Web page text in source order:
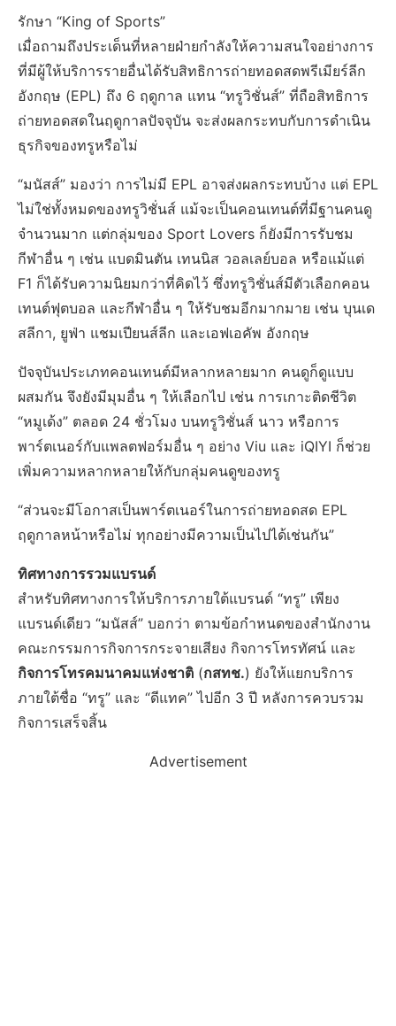
รักษา “King of Sports”
เมื่อถามถึงประเด็นที่หลายฝ่ายกำลังให้ความสนใจอย่างการ
ที่มีผู้ให้บริการรายอื่นได้รับสิทธิการถ่ายทอดสดพรีเมียร์ลีก
อังกฤษ (EPL) ถึง 6 ฤดูกาล แทน “ทรูวิชั่นส์” ที่ถือสิทธิการ
ถ่ายทอดสดในฤดูกาลปัจจุบัน จะส่งผลกระทบกับการดำเนิน
ธุรกิจของทรูหรือไม่
“มนัสส์” มองว่า การไม่มี EPL อาจส่งผลกระทบบ้าง แต่ EPL
ไม่ใช่ทั้งหมดของทรูวิชั่นส์ แม้จะเป็นคอนเทนต์ที่มีฐานคนดู
จำนวนมาก แต่กลุ่มของ Sport Lovers ก็ยังมีการรับชม
กีฬาอื่น ๆ เช่น แบดมินตัน เทนนิส วอลเลย์บอล หรือแม้แต่
F1 ก็ได้รับความนิยมกว่าที่คิดไว้ ซึ่งทรูวิชั่นส์มีตัวเลือกคอน
เทนต์ฟุตบอล และกีฬาอื่น ๆ ให้รับชมอีกมากมาย เช่น บุนเด
สลีกา, ยูฟ่า แชมเปียนส์ลีก และเอฟเอคัพ อังกฤษ
ปัจจุบันประเภทคอนเทนต์มีหลากหลายมาก คนดูก็ดูแบบ
ผสมกัน จึงยังมีมุมอื่น ๆ ให้เลือกไป เช่น การเกาะติดชีวิต
“หมูเด้ง” ตลอด 24 ชั่วโมง บนทรูวิชั่นส์ นาว หรือการ
พาร์ตเนอร์กับแพลตฟอร์มอื่น ๆ อย่าง Viu และ iQIYI ก็ช่วย
เพิ่มความหลากหลายให้กับกลุ่มคนดูของทรู
“ส่วนจะมีโอกาสเป็นพาร์ตเนอร์ในการถ่ายทอดสด EPL
ฤดูกาลหน้าหรือไม่ ทุกอย่างมีความเป็นไปได้เช่นกัน”
ทิศทางการรวมแบรนด์
สำหรับทิศทางการให้บริการภายใต้แบรนด์ “ทรู” เพียง
แบรนด์เดียว “มนัสส์” บอกว่า ตามข้อกำหนดของสำนักงาน
คณะกรรมการกิจการกระจายเสียง กิจการโทรทัศน์ และ
กิจการโทรคมนาคมแห่งชาติ (กสทช.) ยังให้แยกบริการ
ภายใต้ชื่อ “ทรู” และ “ดีแทค” ไปอีก 3 ปี หลังการควบรวม
กิจการเสร็จสิ้น
Advertisement